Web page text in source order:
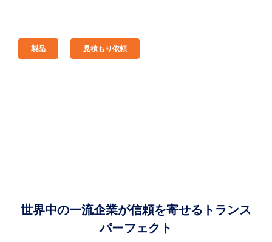
製品 見積もり依頼
世界中の一流企業が信頼を寄せるトランス
パーフェクト